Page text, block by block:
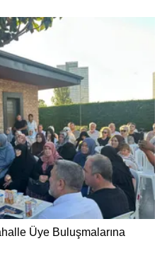
Üye Buluşmalarına